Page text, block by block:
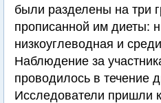
были разделены на три
прописанной им диеты:
низкоуглеводная и
Наблюдение за
проводилось в течение
Исследователи пришли